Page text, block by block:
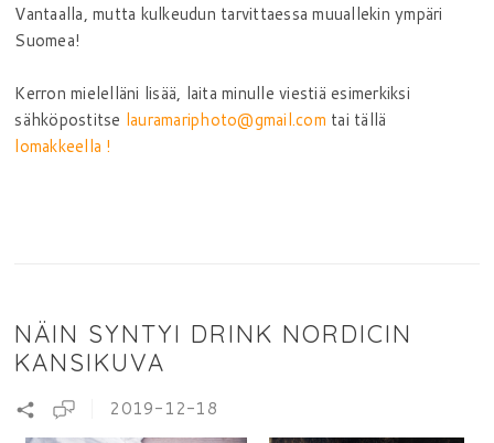
Vantaalla, mutta kulkeudun tarvittaessa muuallekin ympäri
Suomea!
Kerron mielelläni lisää, laita minulle viestiä esimerkiksi
sähköpostitse lauramariphoto@gmail.com tai tällä
lomakkeella !
NÄIN SYNTYI DRINK NORDICIN
KANSIKUVA
2019-12-18